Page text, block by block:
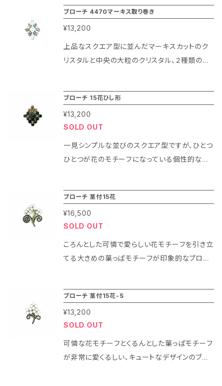
様。また舞台で活躍するプロの方々にコスチュ
ームジュエリーをご紹介するブライダル アクセ
サリーブランドです。 ジュエリー仕様のエリトメ
ールを今だけの特別価格でお楽しみくださいま
スやボレロ等のアクセントやジャケットの胸元を
飾るのにもぴったりアイテムになります。 また、
チェーンネックレスを通せるような仕組みになっ
ている為、ブローチとしてだけでなくペンダント
ブローチ 4470マーキス取り巻き
¥13,200
上品なスクエア型に並んだマーキスカットのク
リスタルと中央の大粒のクリスタル、２種類のス
存在感ある輝きがまるで星のようにきらめき胸
元を一気に華やかな印象に彩ってくれます。 ま
た、ネックレスチェーンが通せるような仕組みに
なっている為、ブローチとしてだけでなくペンダ
ントとしてもお楽しみ頂けますよ！
ブローチ 15花ひし形
¥13,200
SOLD OUT
一見シンプルな並びのスクエア型ですが、ひとつ
ひとつが花のモチーフになっている個性的なデ
で落ち着いた色の組み合わせでさり気ない輝き
楽しんだり、淡い色の組み合わせで可憐な印象
を楽しむ等色んなイメージで楽しめますよ！ ま
た、ブローチの後ろ部分にチェーンが通せるよう
な仕組みになっていますのでチェーンや組み紐
ブローチ 茎付15花
¥16,500
SOLD OUT
ころんとした可憐で愛らしい花モチーフを引き立
てる大きめの葉っぱモチーフが印象的なブロー
メージでお楽しみ頂けます。 大きめのアイテム
なのでマフラーやストール等の冬小物とも相性
ピッタリです！ そのまま使用しても可愛らしいデ
ザインですが、後ろにネックレスチェーンが通せ
る仕組みになっていますのでペンダントとしてお
ブローチ 茎付15花-S
¥13,200
SOLD OUT
可憐な花モチーフとくるんとした葉っぱモチーフ
が非常に愛くるしい、キュートなデザインのブロ